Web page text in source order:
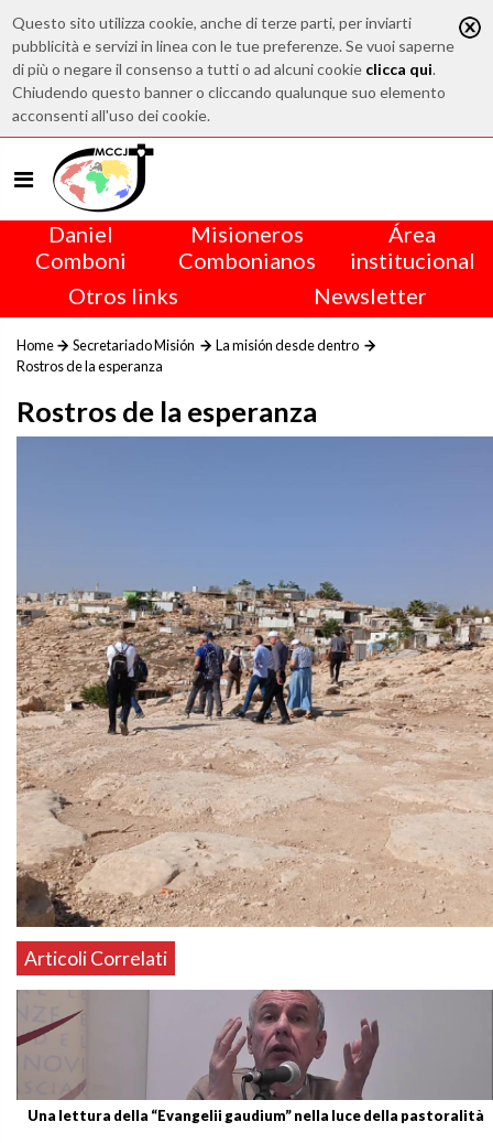
Questo sito utilizza cookie, anche di terze parti, per inviarti
pubblicità e servizi in linea con le tue preferenze. Se vuoi saperne
di più o negare il consenso a tutti o ad alcuni cookie clicca qui.
Chiudendo questo banner o cliccando qualunque suo elemento
acconsenti all'uso dei cookie.
Daniel
Comboni
Misioneros
Combonianos
Área
institucional
Otros links
Newsletter
Home Secretariado Misión
La misión desde dentro
Rostros de la esperanza
Rostros de la esperanza
Articoli Correlati
Una lettura della “Evangelii gaudium” nella luce della pastoralità